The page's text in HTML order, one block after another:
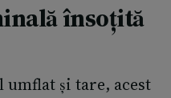
însoțită
umflat și tare, acest